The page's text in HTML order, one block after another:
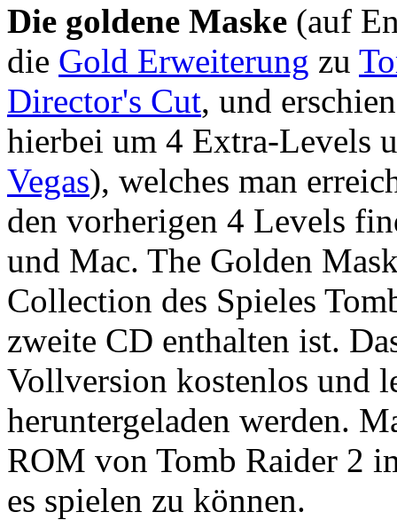
Die goldene Maske (auf
die Gold Erweiterung zu
Director's Cut, und
hierbei um 4 Extra-Levels
Vegas), welches man
den vorherigen 4 Levels
und Mac. The Golden
Collection des Spieles
zweite CD enthalten ist.
Vollversion kostenlos und
heruntergeladen werden.
ROM von Tomb Raider 2
es spielen zu können.